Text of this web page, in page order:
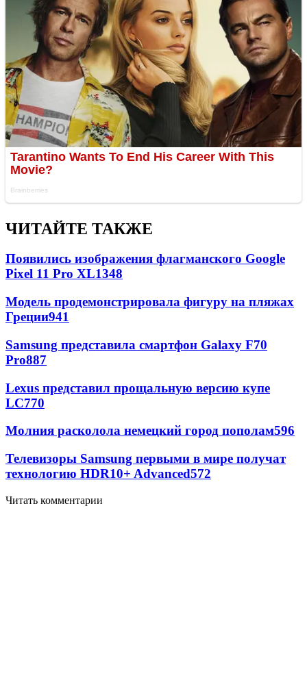
ЧИТАЙТЕ ТАКЖЕ
Появились изображения флагманского Google
Pixel 11 Pro XL1348
Модель продемонстрировала фигуру на пляжах
Греции941
Samsung представила смартфон Galaxy F70
Pro887
Lexus представил прощальную версию купе
LC770
Молния расколола немецкий город пополам596
Телевизоры Samsung первыми в мире получат
технологию HDR10+ Advanced572
Читать комментарии